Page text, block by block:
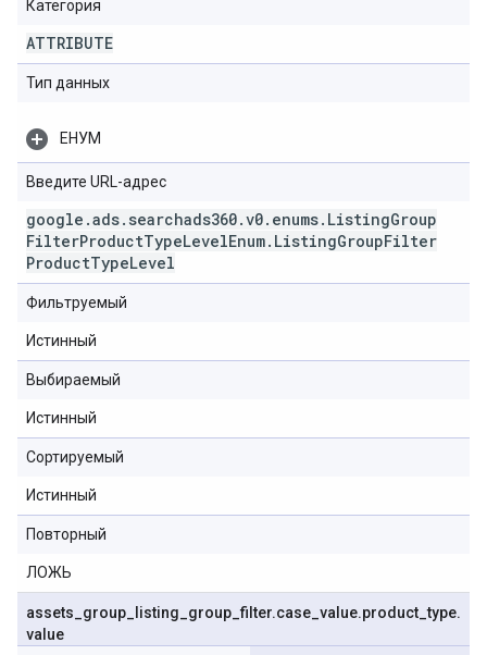
Категория
ATTRIBUTE
Тип данных
ЕНУМ
Введите URL-адрес
google .ads. searchads360.v0. enums. ListingGroup
FilterProductTypeLevelEnum. ListingGroupFilter
ProductTypeLevel
Фильтруемый
Истинный
Выбираемый
Истинный
Сортируемый
Истинный
Повторный
ЛОЖЬ
assets group listing group _filter.case value.product _type.
value